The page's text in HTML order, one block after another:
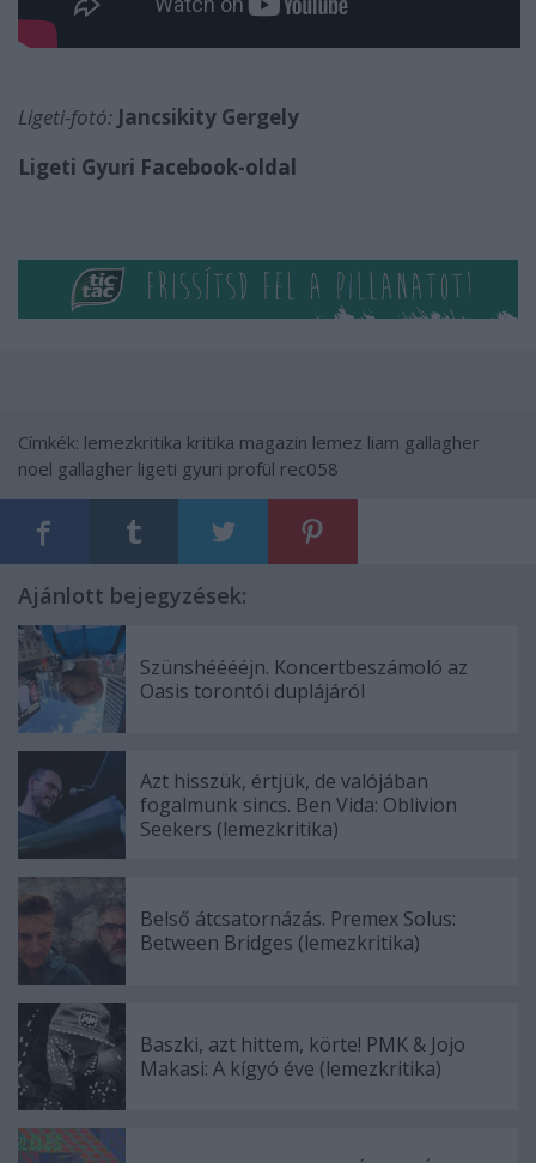
Ligeti-fotó: Jancsikity Gergely
Ligeti Gyuri Facebook-oldal
Címkék: lemezkritika kritika magazin lemez liam gallagher
noel gallagher ligeti gyuri profül rec058
Ajánlott bejegyzések:
Szünshééééjn. Koncertbeszámoló az
Oasis torontói duplájáról
Azt hisszük, értjük, de valójában
fogalmunk sincs. Ben Vida: Oblivion
Seekers (lemezkritika)
Belső átcsatornázás. Premex Solus:
Between Bridges (lemezkritika)
Baszki, azt hittem, körte! PMK & Jojo
Makasi: A kígyó éve (lemezkritika)